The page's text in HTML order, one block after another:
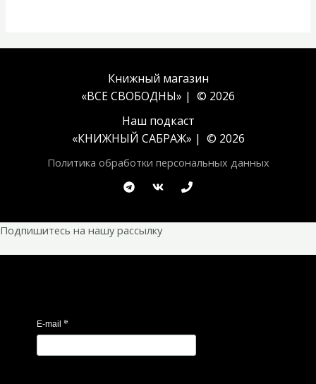
Книжный магазин
«ВСЕ СВОБОДНЫ» | © 2026
Наш подкаст
«КНИЖНЫЙ САБРАЖ» | © 2026
Политика обработки персональных данных
Подпишитесь на нашу рассылку
E-mail *